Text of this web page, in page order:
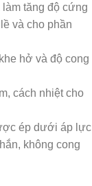
tăng độ cứng
và cho phần
hở và độ cong
cách nhiệt cho
ép dưới áp lực
không cong